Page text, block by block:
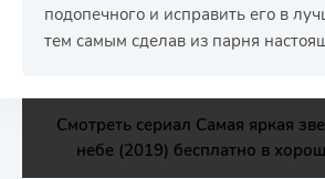
подопечного и исправить его в
тем самым сделав из парня
Смотреть сериал Самая яркая
небе (2019) бесплатно в